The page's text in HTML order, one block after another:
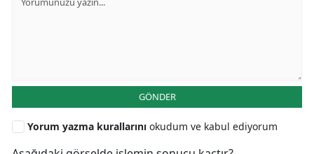
GÖNDER
Yorum yazma kurallarını okudum ve kabul ediyorum